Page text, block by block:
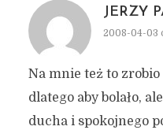
JERZY
2008-04-03
Na mnie też to
dlatego aby bolało,
ducha i spokojnego